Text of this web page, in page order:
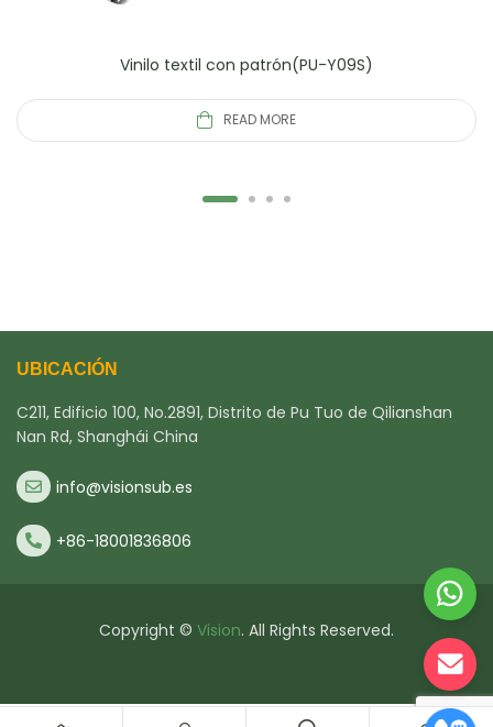
Vinilo textil con patrón(PU-Y09S)
READ MORE
UBICACIÓN
C211, Edificio 100, No.2891, Distrito de Pu Tuo de Qilianshan
Nan Rd, Shanghái China
info@visionsub.es
+86-18001836806
Copyright © Vision. All Rights Reserved.